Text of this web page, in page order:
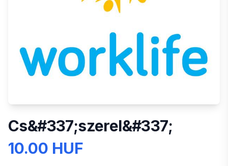
Cs&#337;szerel&#337;
10.00 HUF